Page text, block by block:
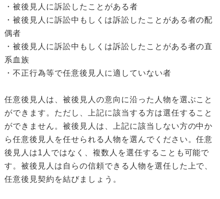
・被後見人に訴訟したことがある者
・被後見人に訴訟中もしくは訴訟したことがある者の配
偶者
・被後見人に訴訟中もしくは訴訟したことがある者の直
系血族
・不正行為等で任意後見人に適していない者
任意後見人は、被後見人の意向に沿った人物を選ぶこと
ができます。ただし、上記に該当する方は選任すること
ができません。被後見人は、上記に該当しない方の中か
ら任意後見人を任せられる人物を選んでください。任意
後見人は1人ではなく、複数人を選任することも可能で
す。被後見人は自らの信頼できる人物を選任した上で、
任意後見契約を結びましょう。